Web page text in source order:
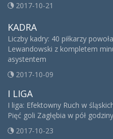
2017-10-21
KADRA
Liczby kadry: 40 piłkarzy
Lewandowski z kompletem
asystentem
2017-10-09
I LIGA
I liga: Efektowny Ruch w
Pięć goli Zagłębia w pół
2017-10-23